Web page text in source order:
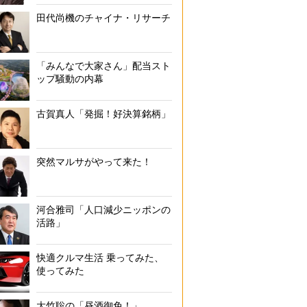
田代尚機のチャイナ・リサーチ
「みんなで大家さん」配当スト
ップ騒動の内幕
古賀真人「発掘！好決算銘柄」
突然マルサがやって来た！
河合雅司「人口減少ニッポンの
活路」
快適クルマ生活 乗ってみた、
使ってみた